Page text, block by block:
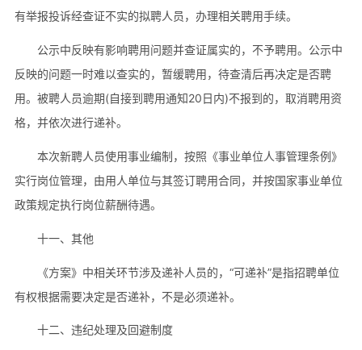
有举报投诉经查证不实的拟聘人员，办理相关聘用手续。
公示中反映有影响聘用问题并查证属实的，不予聘用。公示中
反映的问题一时难以查实的，暂缓聘用，待查清后再决定是否聘
用。被聘人员逾期(自接到聘用通知20日内)不报到的，取消聘用资
格，并依次进行递补。
本次新聘人员使用事业编制，按照《事业单位人事管理条例》
实行岗位管理，由用人单位与其签订聘用合同，并按国家事业单位
政策规定执行岗位薪酬待遇。
十一、其他
《方案》中相关环节涉及递补人员的，“可递补”是指招聘单位
有权根据需要决定是否递补，不是必须递补。
十二、违纪处理及回避制度